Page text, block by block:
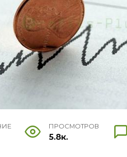
ПРОСМОТРОВ
5.8к.